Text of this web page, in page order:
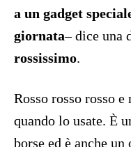
a un gadget
giornata– dice una
rossissimo.
Rosso rosso rosso
quando lo usate. È
borse ed è anche